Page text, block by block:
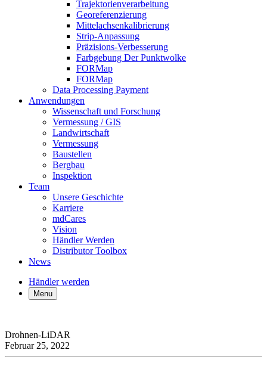
Trajektorienverarbeitung
Georeferenzierung
Mittelachsenkalibrierung
Strip-Anpassung
Präzisions-Verbesserung
Farbgebung Der Punktwolke
FORMap
FORMap
Data Processing Payment
Anwendungen
Wissenschaft und Forschung
Vermessung / GIS
Landwirtschaft
Vermessung
Baustellen
Bergbau
Inspektion
Team
Unsere Geschichte
Karriere
mdCares
Vision
Händler Werden
Distributor Toolbox
News
Händler werden
Menu
Drohnen-LiDAR
Februar 25, 2022